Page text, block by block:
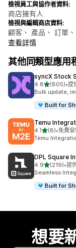
檢視員工與協作者資料:
商店擁有人
檢視與編輯商店資料:
顧客、 產品、 訂單
查看詳情
其他同類型應用
syncX Stock
4.8滿分 5 顆星
(805)
共有 805 則評價
•提
Bulk update,
Built for
Temu
4.1滿分 5 顆星
(8)
共有 8 則評價
•免費
Temu
DPL Square
4.9滿分 5 顆星
(219)
共有 219 則評價
•提
Seamless
Built for
想要